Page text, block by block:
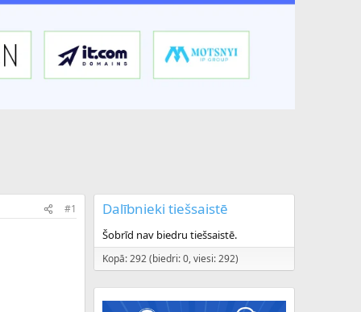
#1 Dalībnieki tiešsaistē
Šobrīd nav biedru tiešsaistē.
Kopā: 292 (biedri: 0, viesi: 292)